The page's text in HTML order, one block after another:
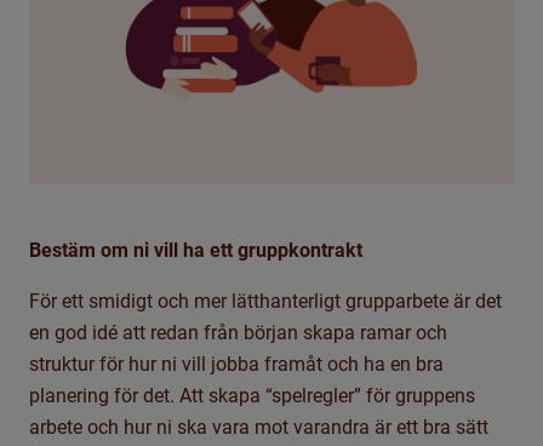
Bestäm om ni vill ha ett gruppkontrakt
För ett smidigt och mer lätthanterligt grupparbete är det
en god idé att redan från början skapa ramar och
struktur för hur ni vill jobba framåt och ha en bra
planering för det. Att skapa “spelregler” för gruppens
arbete och hur ni ska vara mot varandra är ett bra sätt